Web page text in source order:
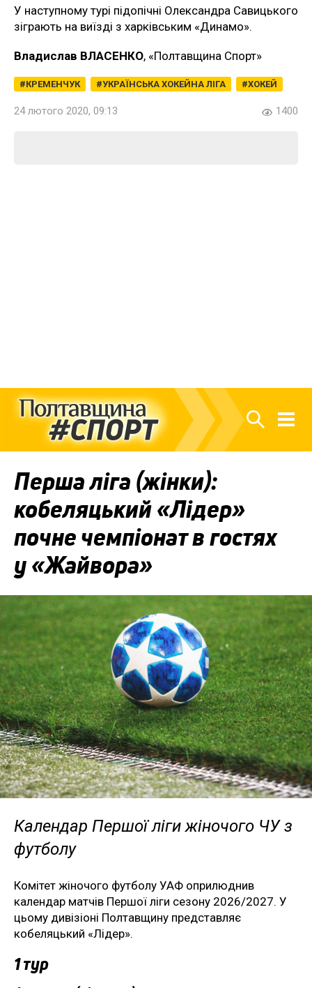
У наступному турі підопічні Олександра Савицького
зіграють на виїзді з харківським «Динамо».
Владислав ВЛАСЕНКО, «Полтавщина Спорт»
КРЕМЕНЧУК УКРАЇНСЬКА ХОКЕЙНА ЛІГА ХОКЕЙ
24 лютого 2020, 09:13 1400
Перша ліга (жінки):
кобеляцький «Лідер»
почне чемпіонат в гостях
у «Жайвора»
Календар Першої ліги жіночого ЧУ з
футболу
Комітет жіночого футболу УАФ оприлюднив
календар матчів Першої ліги сезону 2026/2027. У
цьому дивізіоні Полтавщину представляє
кобеляцький «Лідер».
1 тур